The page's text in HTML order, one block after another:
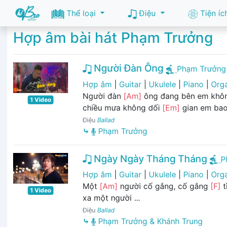
Thể loại Điệu Tiện
Hợp âm bài hát Phạm Trưởng
1 Video
Người Đàn Ông
Phạm Trưởng
Hợp âm
Guitar| Ukulele| Piano
Người đàn [Am] ông đang bên em
chiều mưa không dối [Em] gian em
Điệu Ballad
⤷ Phạm Trưởng
1 Video
Ngày Ngày Tháng Tháng
Hợp âm
Guitar| Ukulele| Piano
Một [Am] người cố gắng, cố gắng [F]
xa một người ...
Điệu Ballad
⤷ Phạm Trưởng & Khánh Trung